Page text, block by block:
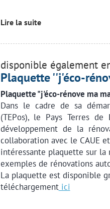
Lire la suite
disponible également
Plaquette ''j'éco-
Plaquette "j'éco-rénove ma
Dans le cadre de sa
(TEPos), le Pays Terres
développement de la
collaboration avec le CAUE
intéressante plaquette sur la
exemples de rénovations
La plaquette est disponible
téléchargementici